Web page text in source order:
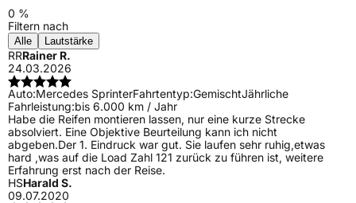
0 %
Filtern nach
Alle Lautstärke
RRRainer R.
24.03.2026
Auto:Mercedes SprinterFahrtentyp:GemischtJährliche
Fahrleistung:bis 6.000 km / Jahr
Habe die Reifen montieren lassen, nur eine kurze Strecke
absolviert. Eine Objektive Beurteilung kann ich nicht
abgeben.Der 1. Eindruck war gut. Sie laufen sehr ruhig,etwas
hard ,was auf die Load Zahl 121 zurück zu führen ist, weitere
Erfahrung erst nach der Reise.
HSHarald S.
09.07.2020